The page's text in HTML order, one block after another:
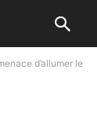
d’allumer le